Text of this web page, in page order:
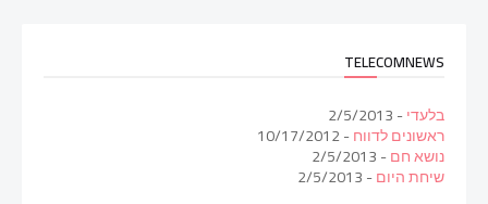
TELECOMNEWS
בלעדי- 2/5/2013
ראשונים לדווח- 10/17/2012
נושא חם- 2/5/2013
שיחת היום- 2/5/2013